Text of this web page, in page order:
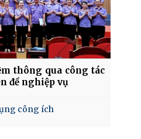
thông qua công tác
đề nghiệp vụ
công ích